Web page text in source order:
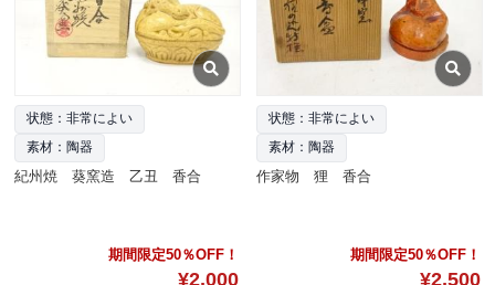
状態：非常によい
素材：陶器
紀州焼 葵窯造 乙丑 香合
期間限定50％OFF！
¥2,000
状態：非常によい
素材：陶器
作家物 狸 香合
期間限定50％OFF！
¥2,500